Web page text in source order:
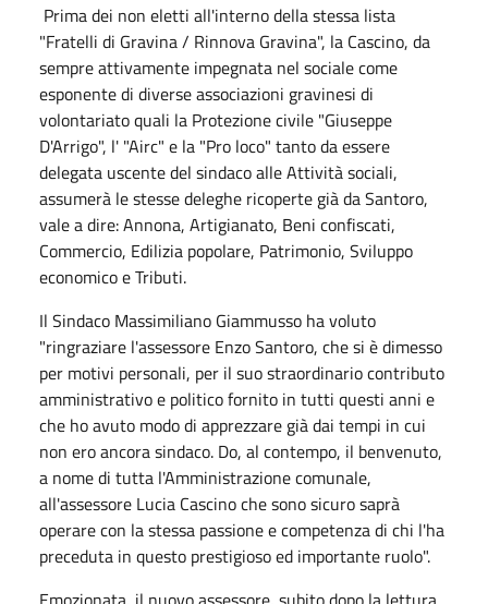
Prima dei non eletti all'interno della stessa lista
"Fratelli di Gravina / Rinnova Gravina", la Cascino, da
sempre attivamente impegnata nel sociale come
esponente di diverse associazioni gravinesi di
volontariato quali la Protezione civile "Giuseppe
D'Arrigo", l' "Airc" e la "Pro loco" tanto da essere
delegata uscente del sindaco alle Attività sociali,
assumerà le stesse deleghe ricoperte già da Santoro,
vale a dire: Annona, Artigianato, Beni confiscati,
Commercio, Edilizia popolare, Patrimonio, Sviluppo
economico e Tributi.
Il Sindaco Massimiliano Giammusso ha voluto
"ringraziare l'assessore Enzo Santoro, che si è dimesso
per motivi personali, per il suo straordinario contributo
amministrativo e politico fornito in tutti questi anni e
che ho avuto modo di apprezzare già dai tempi in cui
non ero ancora sindaco. Do, al contempo, il benvenuto,
a nome di tutta l'Amministrazione comunale,
all'assessore Lucia Cascino che sono sicuro saprà
operare con la stessa passione e competenza di chi l'ha
preceduta in questo prestigioso ed importante ruolo".